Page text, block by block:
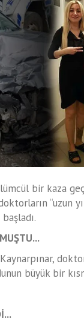
bir kaza
“uzun
büyük bir